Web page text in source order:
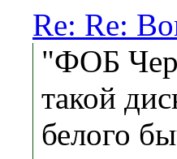
Re: Re:
"ФОБ
такой
белого